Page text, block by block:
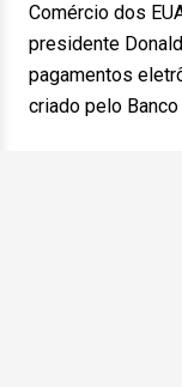
Comércio dos
presidente
pagamentos
criado pelo